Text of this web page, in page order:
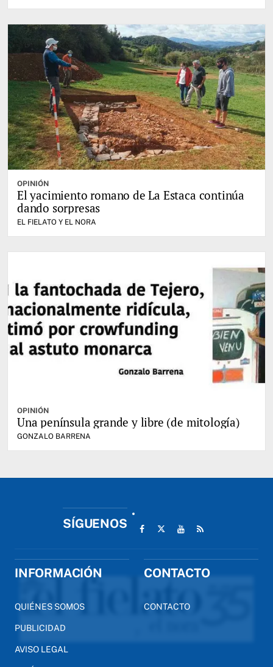
OPINIÓN
El yacimiento romano de La Estaca continúa
dando sorpresas
EL FIELATO Y EL NORA
OPINIÓN
Una península grande y libre (de mitología)
GONZALO BARRENA
SÍGUENOS
INFORMACIÓN
QUIÉNES SOMOS
PUBLICIDAD
AVISO LEGAL
CONTACTO
CONTACTO